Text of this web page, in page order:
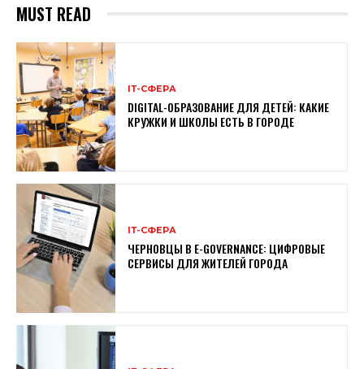
MUST READ
ІТ-СФЕРА
DIGITAL-ОБРАЗОВАНИЕ ДЛЯ ДЕТЕЙ: КАКИЕ
КРУЖКИ И ШКОЛЫ ЕСТЬ В ГОРОДЕ
ІТ-СФЕРА
ЧЕРНОВЦЫ В E-GOVERNANCE: ЦИФРОВЫЕ
СЕРВИСЫ ДЛЯ ЖИТЕЛЕЙ ГОРОДА